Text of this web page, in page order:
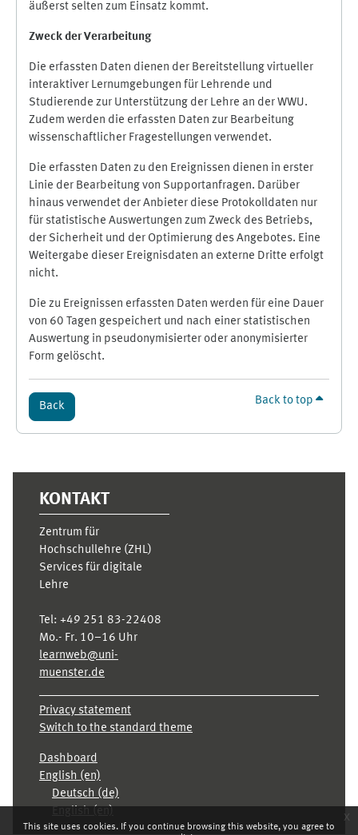
This site uses cookies. If you continue browsing this website, you agree to
x
äußerst selten zum Einsatz kommt.
Zweck der Verarbeitung
Die erfassten Daten dienen der Bereitstellung virtueller
interaktiver Lernumgebungen für Lehrende und
Studierende zur Unterstützung der Lehre an der WWU.
Zudem werden die erfassten Daten zur Bearbeitung
wissenschaftlicher Fragestellungen verwendet.
Die erfassten Daten zu den Ereignissen dienen in erster
Linie der Bearbeitung von Supportanfragen. Darüber
hinaus verwendet der Anbieter diese Protokolldaten nur
für statistische Auswertungen zum Zweck des Betriebs,
der Sicherheit und der Optimierung des Angebotes. Eine
Weitergabe dieser Ereignisdaten an externe Dritte erfolgt
nicht.
Die zu Ereignissen erfassten Daten werden für eine Dauer
von 60 Tagen gespeichert und nach einer statistischen
Auswertung in pseudonymisierter oder anonymisierter
Form gelöscht.
Back Back to top
KONTAKT
Zentrum für
Hochschullehre (ZHL)
Services für digitale
Lehre
Tel: +49 251 83-22408
Mo.- Fr. 10–16 Uhr
learnweb@uni-
muenster.de
Privacy statement
Switch to the standard theme
Dashboard
English ‎(en)‎
Deutsch ‎(de)‎